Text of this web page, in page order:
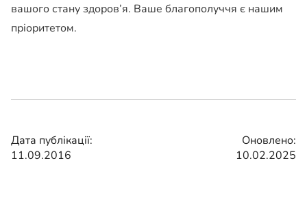
вашого стану здоров’я. Ваше благополуччя є нашим
пріоритетом.
Дата публікації:
11.09.2016
Оновлено:
10.02.2025